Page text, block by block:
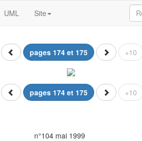
UML Site
pages 174 et 175 +10
pages 174 et 175 +10
n°104 mai 1999